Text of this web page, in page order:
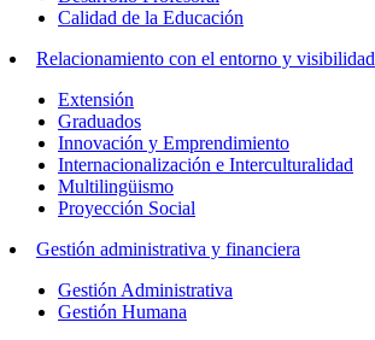
Calidad de la Educación
Relacionamiento con el entorno y visibilidad
Extensión
Graduados
Innovación y Emprendimiento
Internacionalización e Interculturalidad
Multilingüismo
Proyección Social
Gestión administrativa y financiera
Gestión Administrativa
Gestión Humana